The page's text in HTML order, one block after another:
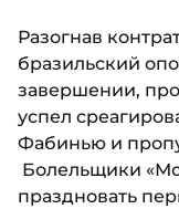
Разогнав
бразильский
завершении,
успел
Фабинью и
Болельщики
праздновать